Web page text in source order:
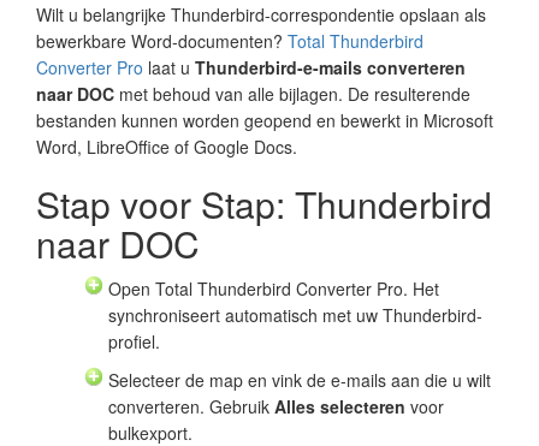
Wilt u belangrijke Thunderbird-correspondentie opslaan als
bewerkbare Word-documenten? Total Thunderbird
Converter Pro laat u Thunderbird-e-mails converteren
naar DOC met behoud van alle bijlagen. De resulterende
bestanden kunnen worden geopend en bewerkt in Microsoft
Word, LibreOffice of Google Docs.
Stap voor Stap: Thunderbird
naar DOC
Open Total Thunderbird Converter Pro. Het
synchroniseert automatisch met uw Thunderbird-
profiel.
Selecteer de map en vink de e-mails aan die u wilt
converteren. Gebruik Alles selecteren voor
bulkexport.